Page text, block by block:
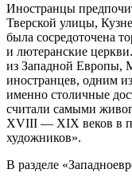
Иностранцы
Тверской улицы,
была сосредоточена
и лютеранские
из Западной Европы,
иностранцев, одним
именно столичные
считали самыми
XVIII — XIX веков в
художников».
В разделе